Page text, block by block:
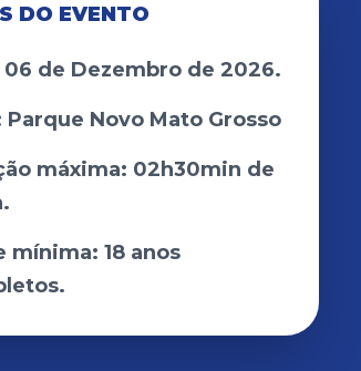
DO EVENTO
06 de Dezembro de 2026.
Parque Novo Mato Grosso
máxima: 02h30min de
mínima: 18 anos